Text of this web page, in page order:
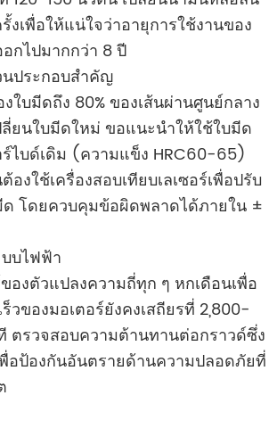
งเพื่อให้แน่ใจว่าอายุการใช้งานของ
กไปมากกว่า 8 ปี
นประกอบสำคัญ
ใบมีดถึง 80% ของเส้นผ่านศูนย์กลาง
ลี่ยนใบมีดใหม่ ขอแนะนำให้ใช้ใบมีด
ร์ไบด์เดิม (ความแข็ง HRC60-65)
องใช้เครื่องสอบเทียบเลเซอร์เพื่อปรับ
ด โดยควบคุมข้อผิดพลาดได้ภายใน ±
บไฟฟ้า
องตัวแปลงความถี่ทุก ๆ หกเดือนเพื่อ
วของมอเตอร์ยังคงเสถียรที่ 2,800-
ตรวจสอบความต้านทานต่อกราวด์ซึ่ง
อป้องกันอันตรายด้านความปลอดภัยที่